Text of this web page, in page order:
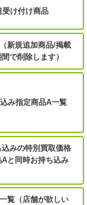
受け付け商品
新規追加商品/掲載
で削除します）
み指定商品A一覧
込みの特別買取価格
Aと同時お持ち込み
覧（店舗が欲しい